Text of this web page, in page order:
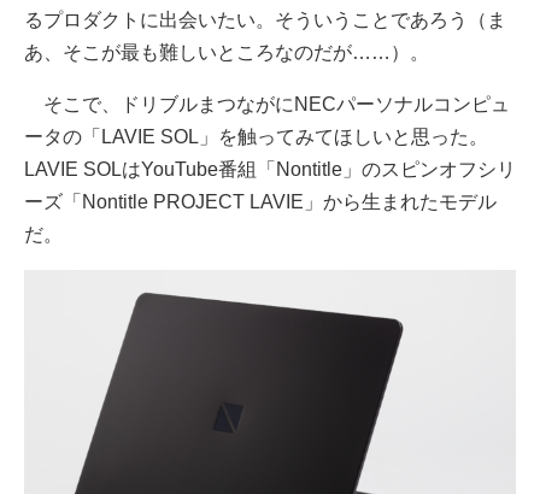
るプロダクトに出会いたい。そういうことであろう（ま
あ、そこが最も難しいところなのだが……）。
そこで、ドリブルまつながにNECパーソナルコンピュ
ータの「LAVIE SOL」を触ってみてほしいと思った。
LAVIE SOLはYouTube番組「Nontitle」のスピンオフシリ
ーズ「Nontitle PROJECT LAVIE」から生まれたモデル
だ。